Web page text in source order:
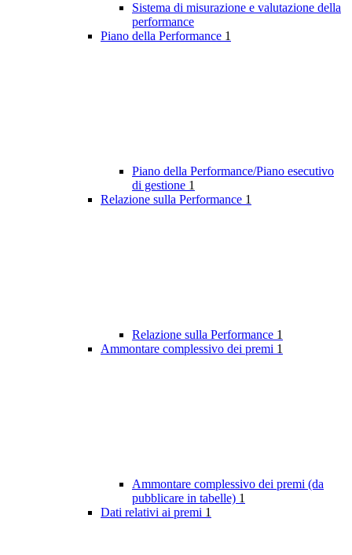
Sistema di misurazione e valutazione della
performance
Piano della Performance 1
Piano della Performance/Piano esecutivo
di gestione 1
Relazione sulla Performance 1
Relazione sulla Performance 1
Ammontare complessivo dei premi 1
Ammontare complessivo dei premi (da
pubblicare in tabelle) 1
Dati relativi ai premi 1